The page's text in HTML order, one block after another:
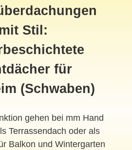
Stil:
für
(Schwaben)
gehen bei mm Hand
Terrassendach oder als
Balkon und Wintergarten